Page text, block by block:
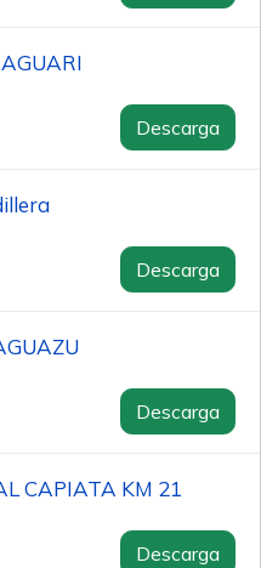
Descarga
Descarga
Descarga
CAPIATA KM 21
Descarga